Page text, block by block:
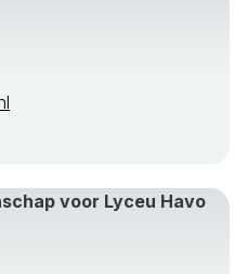
voor Lyceu Havo